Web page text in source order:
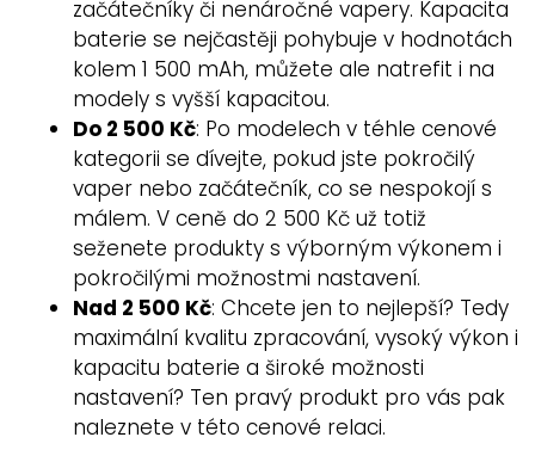
začátečníky či nenáročné vapery. Kapacita
baterie se nejčastěji pohybuje v hodnotách
kolem 1 500 mAh, můžete ale natrefit i na
modely s vyšší kapacitou.
Do 2 500 Kč: Po modelech v téhle cenové
kategorii se dívejte, pokud jste pokročilý
vaper nebo začátečník, co se nespokojí s
málem. V ceně do 2 500 Kč už totiž
seženete produkty s výborným výkonem i
pokročilými možnostmi nastavení.
Nad 2 500 Kč: Chcete jen to nejlepší? Tedy
maximální kvalitu zpracování, vysoký výkon i
kapacitu baterie a široké možnosti
nastavení? Ten pravý produkt pro vás pak
naleznete v této cenové relaci.